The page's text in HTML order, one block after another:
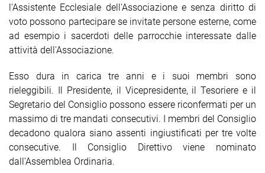
l'Assistente Ecclesiale dell'Associazione e senza diritto di
voto possono partecipare se invitate persone esterne, come
ad esempio i sacerdoti delle parrocchie interessate dalle
attività dell'Associazione.
Esso dura in carica tre anni e i suoi membri sono
rieleggibili. Il Presidente, il Vicepresidente, il Tesoriere e il
Segretario del Consiglio possono essere riconfermati per un
massimo di tre mandati consecutivi. I membri del Consiglio
decadono qualora siano assenti ingiustificati per tre volte
consecutive. Il Consiglio Direttivo viene nominato
dall'Assemblea Ordinaria.